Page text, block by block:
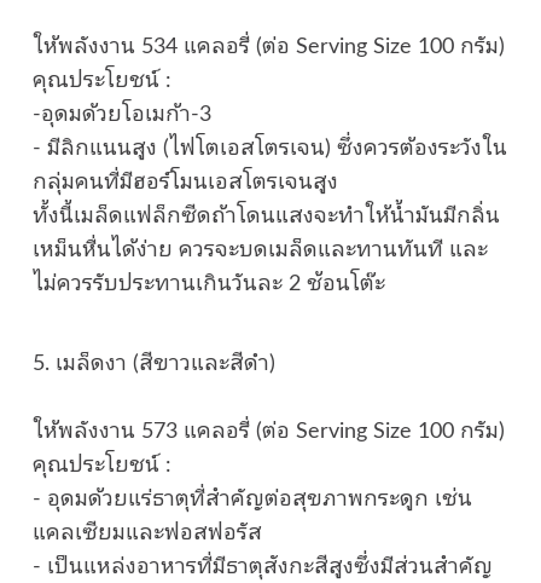
ให้พลังงาน 534 แคลอรี่ (ต่อ Serving Size 100 กรัม)
คุณประโยชน์ :
-อุดมด้วยโอเมก้า-3
- มีลิกแนนสูง (ไฟโตเอสโตรเจน) ซึ่งควรต้องระวังใน
กลุ่มคนที่มีฮอร์โมนเอสโตรเจนสูง
ทั้งนี้เมล็ดแฟล็กซีดถ้าโดนแสงจะทำให้น้ำมันมีกลิ่น
เหม็นหื่นได้ง่าย ควรจะบดเมล็ดและทานทันที และ
ไม่ควรรับประทานเกินวันละ 2 ช้อนโต๊ะ
5. เมล็ดงา (สีขาวและสีดำ)
ให้พลังงาน 573 แคลอรี่ (ต่อ Serving Size 100 กรัม)
คุณประโยชน์ :
- อุดมด้วยแร่ธาตุที่สำคัญต่อสุขภาพกระดูก เช่น
แคลเซียมและฟอสฟอรัส
- เป็นแหล่งอาหารที่มีธาตุสังกะสีสูงซึ่งมีส่วนสำคัญ